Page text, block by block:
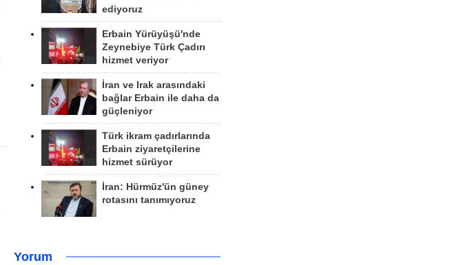
ediyoruz
Erbain Yürüyüşü'nde
Zeynebiye Türk Çadırı
hizmet veriyor
İran ve Irak arasındaki
bağlar Erbain ile daha da
güçleniyor
Türk ikram çadırlarında
Erbain ziyaretçilerine
hizmet sürüyor
İran: Hürmüz'ün güney
rotasını tanımıyoruz
Yorum